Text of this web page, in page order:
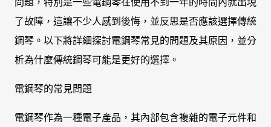
了故障，這讓不少人感到後悔，並反思是否應該選擇傳統
鋼琴。以下將詳細探討電鋼琴常見的問題及其原因，並分
析為什麼傳統鋼琴可能是更好的選擇。
電鋼琴的常見問題
電鋼琴作為一種電子產品，其內部包含複雜的電子元件和